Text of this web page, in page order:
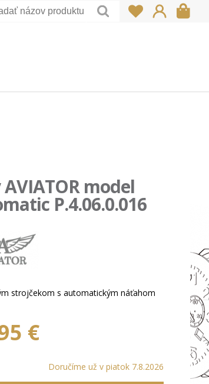
model
P.4.06.0.016
strojčekom s automatickým náťahom
€
Doručíme už v piatok 7.8.2026